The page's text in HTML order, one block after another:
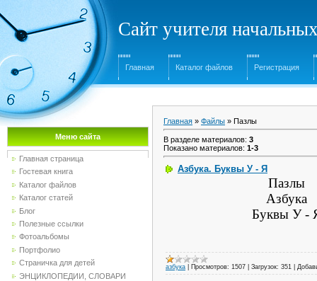
Сайт учителя
Главная Каталог файлов Регистрация
Меню сайта
Главная страница
Гостевая книга
Каталог файлов
Каталог статей
Блог
Полезные ссылки
Фотоальбомы
Портфолио
Страничка для детей
ЭНЦИКЛОПЕДИИ, СЛОВАРИ
Главная » Файлы » Пазлы
В разделе материалов: 3
Показано материалов: 1-3
Азбука. Буквы У - Я
Пазлы
Азбука
Буквы У -
азбука Просмотров: 1507 Загрузок: 351